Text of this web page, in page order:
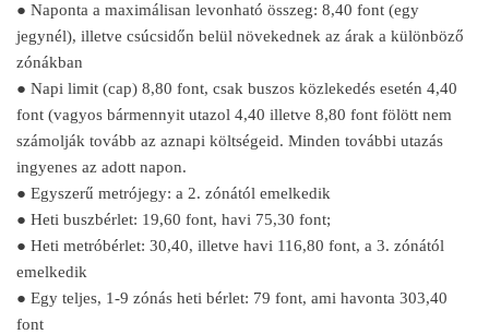
● Naponta a maximálisan levonható összeg: 8,40 font (egy
jegynél), illetve csúcsidőn belül növekednek az árak a különböző
zónákban
● Napi limit (cap) 8,80 font, csak buszos közlekedés esetén 4,40
font (vagyos bármennyit utazol 4,40 illetve 8,80 font fölött nem
számolják tovább az aznapi költségeid. Minden további utazás
ingyenes az adott napon.
● Egyszerű metrójegy: a 2. zónától emelkedik
● Heti buszbérlet: 19,60 font, havi 75,30 font;
● Heti metróbérlet: 30,40, illetve havi 116,80 font, a 3. zónától
emelkedik
● Egy teljes, 1-9 zónás heti bérlet: 79 font, ami havonta 303,40
font